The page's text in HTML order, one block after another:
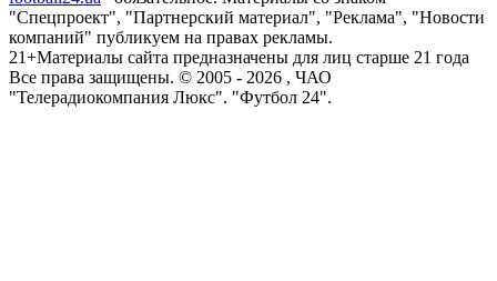
"Спецпроект", "Партнерский материал", "Реклама", "Новости
компаний" публикуем на правах рекламы.
21+Материалы сайта предназначены для лиц старше 21 года
Все права защищены. © 2005 - 2026 , ЧАО
"Телерадиокомпания Люкс". "Футбол 24".